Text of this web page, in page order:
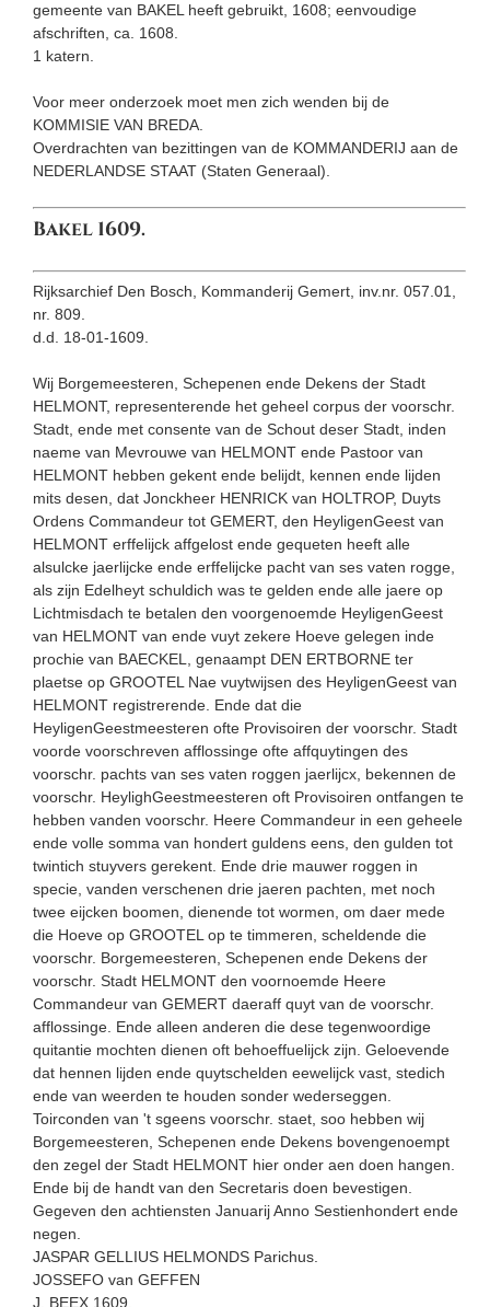
gemeente van BAKEL heeft gebruikt, 1608; eenvoudige
afschriften, ca. 1608.
1 katern.
Voor meer onderzoek moet men zich wenden bij de
KOMMISIE VAN BREDA.
Overdrachten van bezittingen van de KOMMANDERIJ aan de
NEDER­LANDSE STAAT (Staten Generaal).
Bakel 1609.
Rijksarchief Den Bosch, Kommanderij Gemert, inv.nr. 057.01,
nr. 809.
d.d. 18-01-1609.
Wij Borgemeesteren, Schepenen ende Dekens der Stadt
HELMONT, representerende het geheel corpus der voorschr.
Stadt, ende met consente van de Schout deser Stadt, inden
naeme van Me­vrouwe van HELMONT ende Pastoor van
HELMONT hebben gekent ende belijdt, kennen ende lijden
mits desen, dat Jonckheer HENRICK van HOLTROP, Duyts
Ordens Commandeur tot GEMERT, den Heyligen­Geest van
HELMONT erffelijck affgelost ende gequeten heeft alle
alsulcke jaerlijcke ende erffelijcke pacht van ses vaten rogge,
als zijn Edelheyt schuldich was te gelden ende alle jaere op
Lichtmisdach te betalen den voorgenoemde Heyligen­Geest
van HELMONT van ende vuyt zekere Hoeve gelegen inde
prochie van BAECKEL, genaampt DEN ERTBORNE ter
plaetse op GROOTEL Nae vuytwijsen des HeyligenGeest van
HELMONT registre­rende. Ende dat die
HeyligenGeestmeesteren ofte Provisoiren der voorschr. Stadt
voorde voorschreven afflossinge ofte affquytingen des
voorschr. pachts van ses vaten roggen jaer­lijcx, bekennen de
voorschr. HeylighGeestmeesteren oft Provi­soiren ontfangen te
hebben vanden voorschr. Heere Commandeur in een geheele
ende volle somma van hondert guldens eens, den gulden tot
twintich stuyvers gerekent. Ende drie mauwer roggen in
specie, vanden verschenen drie jaeren pachten, met noch
twee eijcken boomen, dienende tot wormen, om daer mede
die Hoeve op GROOTEL op te timmeren, scheldende die
voorschr. Borgemeesteren, Schepenen ende Dekens der
voorschr. Stadt HELMONT den voornoemde Heere
Commandeur van GEMERT daeraff quyt van de voorschr.
afflossinge. Ende alleen anderen die dese tegenwoordige
quitantie mochten dienen oft behoeffuelijck zijn. Geloevende
dat hennen lijden ende quytschelden eewelijck vast, stedich
ende van weerden te houden sonder wederseggen.
Toirconden van 't sgeens voorschr. staet, soo hebben wij
Borgemeesteren, Schepenen ende Dekens bovengenoempt
den zegel der Stadt HELMONT hier onder aen doen hangen.
Ende bij de handt van den Secretaris doen bevestigen.
Gegeven den achtiensten Januarij Anno Sestienhondert ende
negen.
JASPAR GELLIUS HELMONDS Parichus.
JOSSEFO van GEFFEN
J. BEEX 1609.